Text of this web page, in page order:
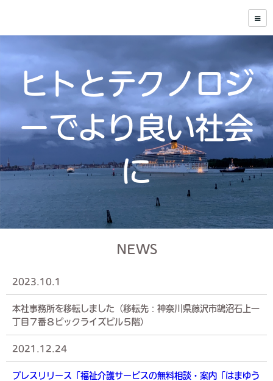
ヒトとテクノロジ
ーでより良い社会
に
NEWS
2023.10.1
本社事務所を移転しました（移転先：神奈川県藤沢市鵠沼石上一
丁目７番８ビックライズビル５階）
2021.12.24
プレスリリース「福祉介護サービスの無料相談・案内「はまゆう